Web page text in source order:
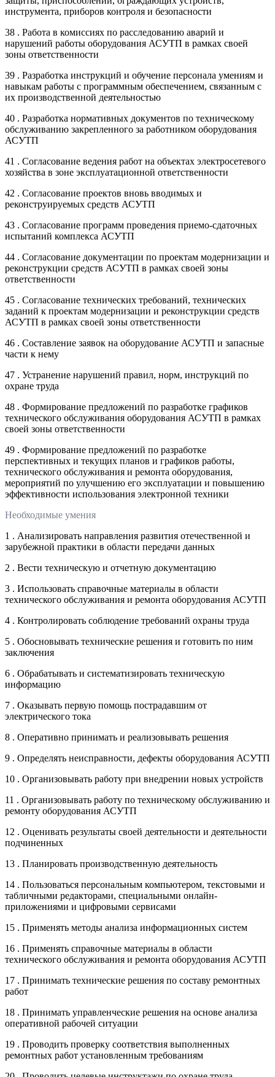
инструмента, приборов контроля и безопасности
38 . Работа в комиссиях по расследованию аварий и
нарушений работы оборудования АСУТП в рамках своей
зоны ответственности
39 . Разработка инструкций и обучение персонала умениям и
навыкам работы с программным обеспечением, связанным с
их производственной деятельностью
40 . Разработка нормативных документов по техническому
обслуживанию закрепленного за работником оборудования
АСУТП
41 . Согласование ведения работ на объектах электросетевого
хозяйства в зоне эксплуатационной ответственности
42 . Согласование проектов вновь вводимых и
реконструируемых средств АСУТП
43 . Согласование программ проведения приемо-сдаточных
испытаний комплекса АСУТП
44 . Согласование документации по проектам модернизации и
реконструкции средств АСУТП в рамках своей зоны
ответственности
45 . Согласование технических требований, технических
заданий к проектам модернизации и реконструкции средств
АСУТП в рамках своей зоны ответственности
46 . Составление заявок на оборудование АСУТП и запасные
части к нему
47 . Устранение нарушений правил, норм, инструкций по
охране труда
48 . Формирование предложений по разработке графиков
технического обслуживания оборудования АСУТП в рамках
своей зоны ответственности
49 . Формирование предложений по разработке
перспективных и текущих планов и графиков работы,
технического обслуживания и ремонта оборудования,
мероприятий по улучшению его эксплуатации и повышению
эффективности использования электронной техники
Необходимые умения
1 . Анализировать направления развития отечественной и
зарубежной практики в области передачи данных
2 . Вести техническую и отчетную документацию
3 . Использовать справочные материалы в области
технического обслуживания и ремонта оборудования АСУТП
4 . Контролировать соблюдение требований охраны труда
5 . Обосновывать технические решения и готовить по ним
заключения
6 . Обрабатывать и систематизировать техническую
информацию
7 . Оказывать первую помощь пострадавшим от
электрического тока
8 . Оперативно принимать и реализовывать решения
9 . Определять неисправности, дефекты оборудования АСУТП
10 . Организовывать работу при внедрении новых устройств
11 . Организовывать работу по техническому обслуживанию и
ремонту оборудования АСУТП
12 . Оценивать результаты своей деятельности и деятельности
подчиненных
13 . Планировать производственную деятельность
14 . Пользоваться персональным компьютером, текстовыми и
табличными редакторами, специальными онлайн-
приложениями и цифровыми сервисами
15 . Применять методы анализа информационных систем
16 . Применять справочные материалы в области
технического обслуживания и ремонта оборудования АСУТП
17 . Принимать технические решения по составу ремонтных
работ
18 . Принимать управленческие решения на основе анализа
оперативной рабочей ситуации
19 . Проводить проверку соответствия выполненных
ремонтных работ установленным требованиям